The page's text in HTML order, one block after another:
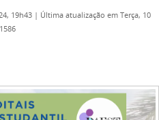
19h43 | Última atualização em Terça, 10